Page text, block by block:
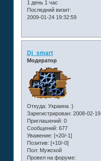
1 день 1 час
Последний визит:
2009-01-24 19:32:59
Dj_smart
Модератор
Откуда: Украина :)
Зарегистрирован: 2008-02-19
Приглашений: 0
Сообщений: 677
Уважение: [+20/-1]
Позитив: [+10/-0]
Пол: Мужской
Провел на форуме: